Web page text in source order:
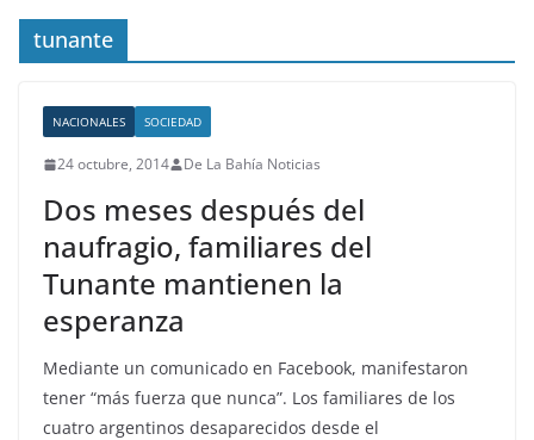
tunante
NACIONALES SOCIEDAD
24 octubre, 2014 De La Bahía Noticias
Dos meses después del
naufragio, familiares del
Tunante mantienen la
esperanza
Mediante un comunicado en Facebook, manifestaron
tener “más fuerza que nunca”. Los familiares de los
cuatro argentinos desaparecidos desde el